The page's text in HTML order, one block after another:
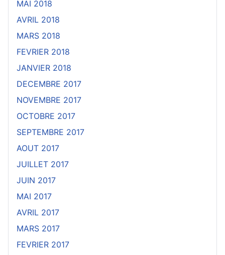
MAI 2018
AVRIL 2018
MARS 2018
FEVRIER 2018
JANVIER 2018
DECEMBRE 2017
NOVEMBRE 2017
OCTOBRE 2017
SEPTEMBRE 2017
AOUT 2017
JUILLET 2017
JUIN 2017
MAI 2017
AVRIL 2017
MARS 2017
FEVRIER 2017